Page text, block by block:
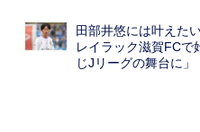
田部井悠には叶えた
レイラック滋賀FCで
じJリーグの舞台に」